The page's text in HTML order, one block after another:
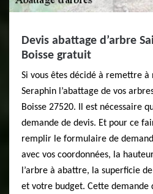
Devis abattage d’arbre
Boisse gratuit
Si vous êtes décidé à remettre
Seraphin l’abattage de vos
Boisse 27520. Il est nécessaire
demande de devis. Et pour ce
remplir le formulaire de
avec vos coordonnées, la
l’arbre à abattre, la superficie
et votre budget. Cette demande